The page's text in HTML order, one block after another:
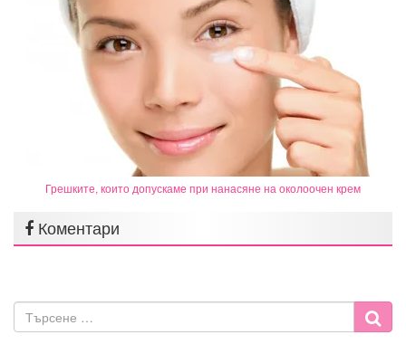
Грешките, които допускаме при нанасяне на околоочен крем
Коментари